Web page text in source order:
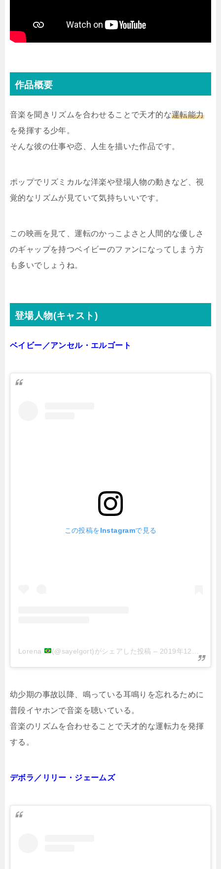
作品概要
音楽を聞きリズムを合わせることで天才的な運転能力
を発揮する少年。
そんな彼の仕事や恋、人生を描いた作品です。
ポップでリズミカルな洋楽や登場人物の動きなど、視
覚的なリズムが見ていて気持ちいいです。
この映画を見て、運転のかっこよさと人間的な優しさ
のギャップを持つベイビーのファンになってしまう方
も多いでしょうね。
登場人物(キャスト)
ベイビー／アンセル・エルゴート
この投稿をInstagramで見る
Lorena (@sayelgort)がシェアした投稿 – 2019年12月月22日午後7時46分PST
幼少期の事故以降、鳴っている耳鳴りを忘れるために
普段イヤホンで音楽を聴いている。
音楽のリズムを合わせることで天才的な運転力を発揮
する。
デボラ／リリー・ジェームズ